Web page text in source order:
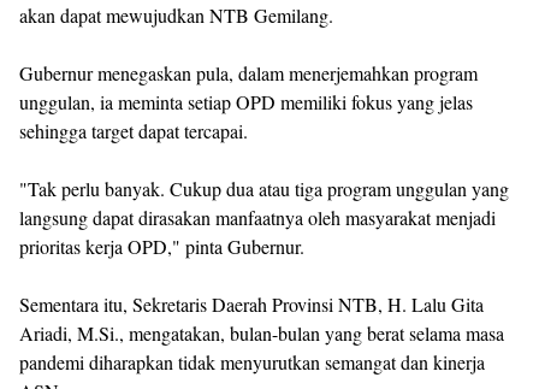
akan dapat mewujudkan NTB Gemilang.
Gubernur menegaskan pula, dalam menerjemahkan program
unggulan, ia meminta setiap OPD memiliki fokus yang jelas
sehingga target dapat tercapai.
"Tak perlu banyak. Cukup dua atau tiga program unggulan yang
langsung dapat dirasakan manfaatnya oleh masyarakat menjadi
prioritas kerja OPD," pinta Gubernur.
Sementara itu, Sekretaris Daerah Provinsi NTB, H. Lalu Gita
Ariadi, M.Si., mengatakan, bulan-bulan yang berat selama masa
pandemi diharapkan tidak menyurutkan semangat dan kinerja